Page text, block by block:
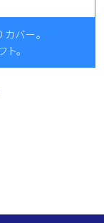
バー。
。